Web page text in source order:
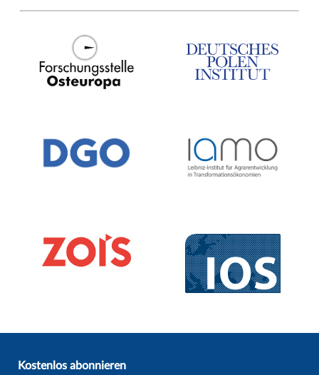
Kostenlos abonnieren